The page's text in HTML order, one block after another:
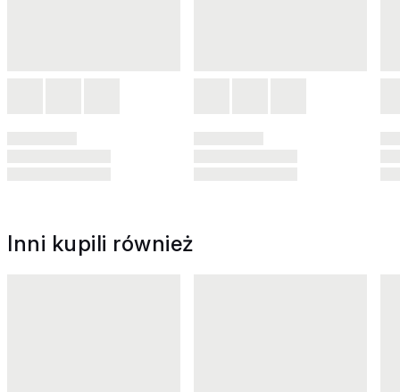
Inni kupili również